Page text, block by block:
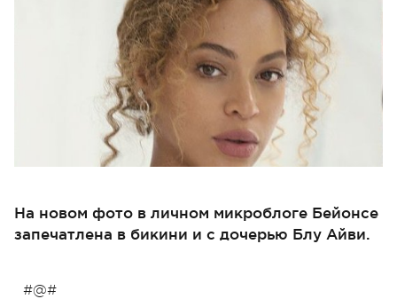
На новом фото в личном микроблоге Бейонсе
запечатлена в бикини и с дочерью Блу Айви.
#@#